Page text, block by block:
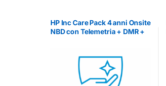
HP Inc Care Pack 4 anni Onsite
NBD con Telemetria + DMR +